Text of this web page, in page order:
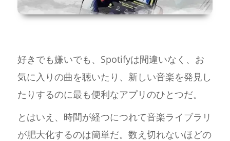
好きでも嫌いでも、Spotifyは間違いなく、お
気に入りの曲を聴いたり、新しい音楽を発見し
たりするのに最も便利なアプリのひとつだ。
とはいえ、時間が経つにつれて音楽ライブラリ
が肥大化するのは簡単だ。数え切れないほどの